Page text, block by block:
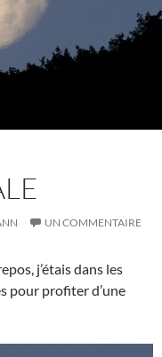
UN COMMENTAIRE
j’étais dans les
pour profiter d’une